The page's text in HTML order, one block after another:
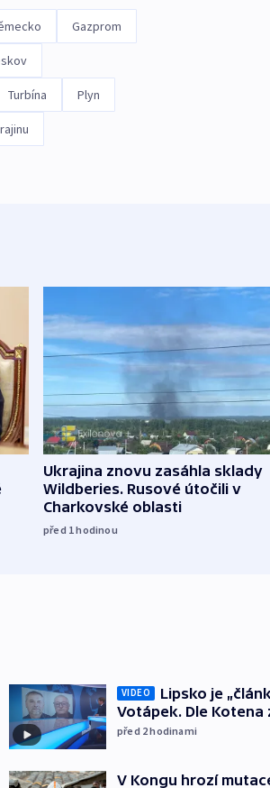
Gazprom
Turbína Plyn
Ukrajina znovu zasáhla sklady
Wildberies. Rusové útočili v
Charkovské oblasti
před 1hodinou
VIDEO
Lipsko je
Votápek. Dle
před 2hodinami
V Kongu hrozí